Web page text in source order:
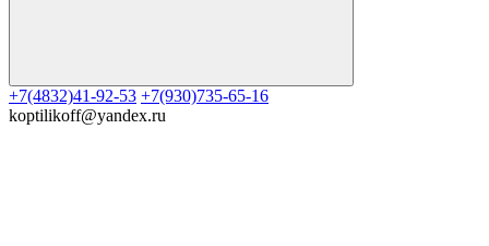
+7(4832)41-92-53 +7(930)735-65-16
koptilikoff@yandex.ru